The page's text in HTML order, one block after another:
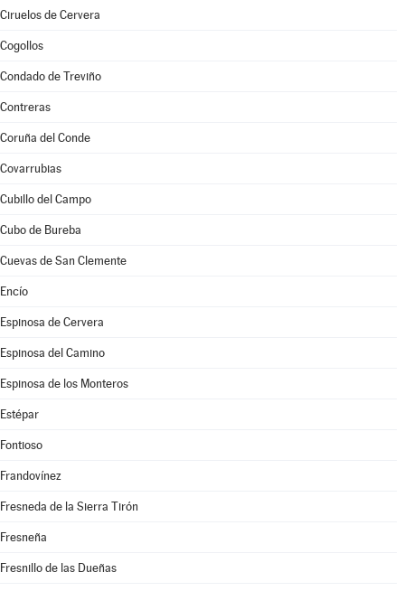
Ciruelos de Cervera
Cogollos
Condado de Treviño
Contreras
Coruña del Conde
Covarrubias
Cubillo del Campo
Cubo de Bureba
Cuevas de San Clemente
Encío
Espinosa de Cervera
Espinosa del Camino
Espinosa de los Monteros
Estépar
Fontioso
Frandovínez
Fresneda de la Sierra Tirón
Fresneña
Fresnillo de las Dueñas